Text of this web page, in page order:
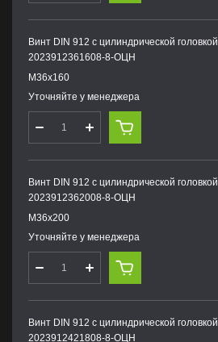
Винт DIN 912 с цилиндрической
2023912361608-8-ОЦН
М36х160
Уточняйте у менеджера
Винт DIN 912 с цилиндрической
2023912362008-8-ОЦН
М36х200
Уточняйте у менеджера
Винт DIN 912 с цилиндрической
2023912421808-8-ОЦН